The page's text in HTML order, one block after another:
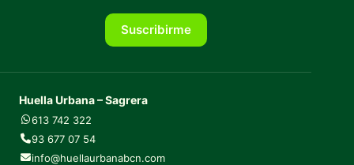
Suscribirme
Huella Urbana – Sagrera
613 742 322
93 677 07 54
info@huellaurbanabcn.com